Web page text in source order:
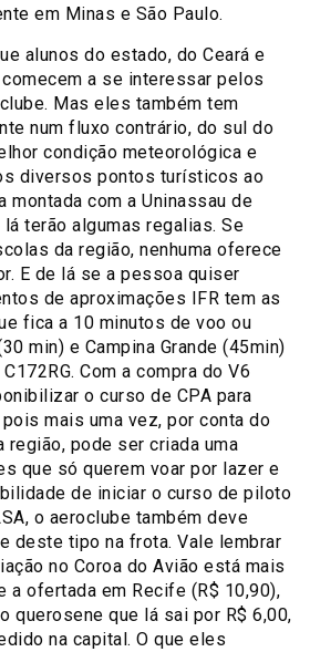
em Minas e São Paulo.
alunos do estado, do Ceará e
a se interessar pelos
Mas eles também tem
num fluxo contrário, do sul do
condição meteorológica e
diversos pontos turísticos ao
montada com a Uninassau de
terão algumas regalias. Se
da região, nenhuma oferece
E de lá se a pessoa quiser
de aproximações IFR tem as
fica a 10 minutos de voo ou
min) e Campina Grande (45min)
Com a compra do V6
o curso de CPA para
mais uma vez, por conta do
pode ser criada uma
que só querem voar por lazer e
de iniciar o curso de piloto
o aeroclube também deve
deste tipo na frota. Vale lembrar
no Coroa do Avião está mais
a ofertada em Recife (R$ 10,90),
querosene que lá sai por R$ 6,00,
na capital. O que eles